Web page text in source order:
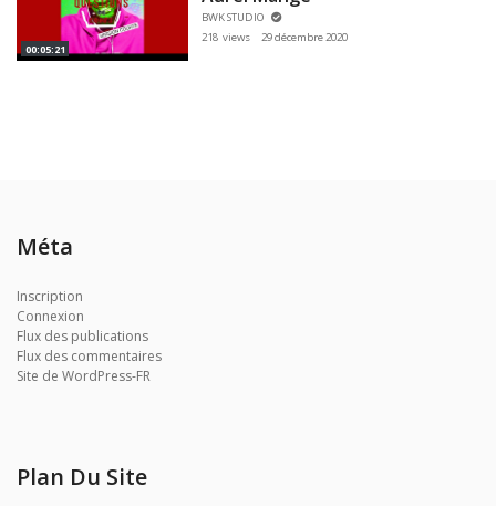
00:05:21
BWK STUDIO
218 views
29 décembre 2020
Méta
Inscription
Connexion
Flux des publications
Flux des commentaires
Site de WordPress-FR
Plan Du Site